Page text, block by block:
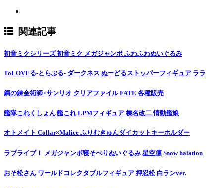
関連記事
初音ミクシリーズ 初音ミク メガジャンボ ふわふわぬいぐるみ
ToLOVEる-とらぶる- ダークネス ぬーどるストッパーフィギュア ララ
鋼の錬金術師×サンリオ クリアファイル FATE 各種販売
艦隊これくしょん 艦これ LPMフィギュア 榛名改二 情動艦娘
オトメイト Collar×Malice ふりむきゅんダイカットキーホルダー
ラブライブ！ メガジャンボ寝そべりぬいぐるみ 星空凛 Snow halation
おそ松さん ワールドコレクタブルフィギュア 押忍松 白ランver.